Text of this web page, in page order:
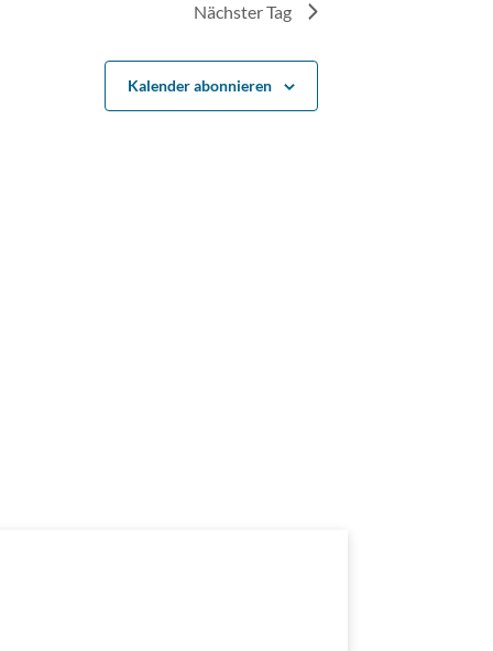
Nächster Tag
Kalender abonnieren